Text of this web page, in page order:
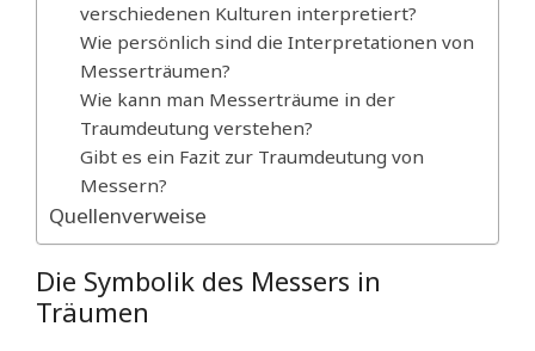
verschiedenen Kulturen interpretiert?
Wie persönlich sind die Interpretationen von
Messerträumen?
Wie kann man Messerträume in der
Traumdeutung verstehen?
Gibt es ein Fazit zur Traumdeutung von
Messern?
Quellenverweise
Die Symbolik des Messers in
Träumen